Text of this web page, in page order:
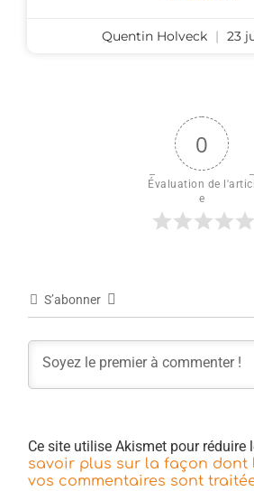
Quentin Holveck 23
0
Évaluation de l'articl
e
S’abonner
Ce site utilise Akismet pour réduire
savoir plus sur la façon dont
vos commentaires sont